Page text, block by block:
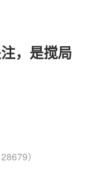
，是搅局
）